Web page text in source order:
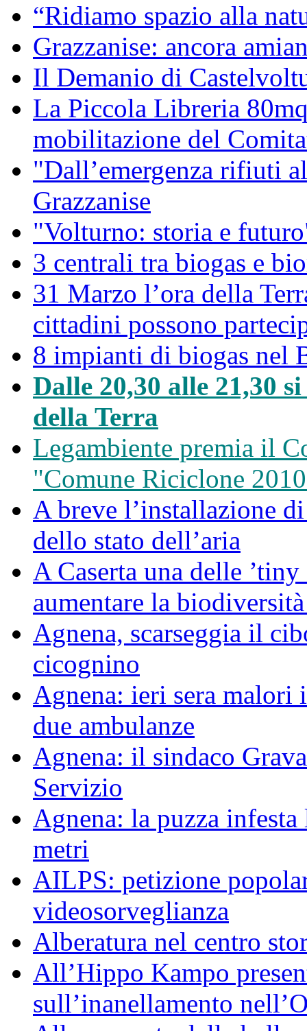
“Ridiamo spazio alla
Grazzanise: ancora
Il Demanio di
La Piccola Libreria
mobilitazione del
"Dall’emergenza rifiuti
Grazzanise
"Volturno: storia e
3 centrali tra biogas e
31 Marzo l’ora della
cittadini possono
8 impianti di biogas nel
Dalle 20,30 alle 21,30
della Terra
Legambiente premia il
"Comune Riciclone
A breve l’installazione
dello stato dell’aria
A Caserta una delle
aumentare la
Agnena, scarseggia il
cicognino
Agnena: ieri sera malori
due ambulanze
Agnena: il sindaco
Servizio
Agnena: la puzza
metri
AILPS: petizione
videosorveglianza
Alberatura nel centro
All’Hippo Kampo
sull’inanellamento